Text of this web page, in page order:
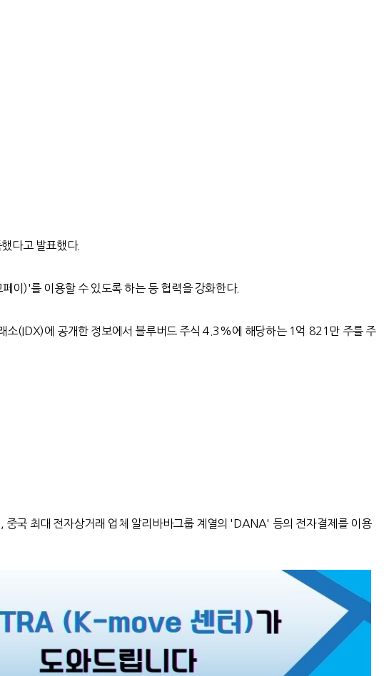
다고 발표했다.
이)'를 이용할 수 있도록 하는 등 협력을 강화한다.
(IDX)에 공개한 정보에서 블루버드 주식 4.3%에 해당하는 1억 821만 주를 주
국 최대 전자상거래 업체 알리바바그룹 계열의 'DANA' 등의 전자결제를 이용